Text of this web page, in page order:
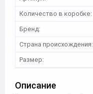
Количество в коробке:
Бренд:
Страна происхождения:
Размер:
Описание